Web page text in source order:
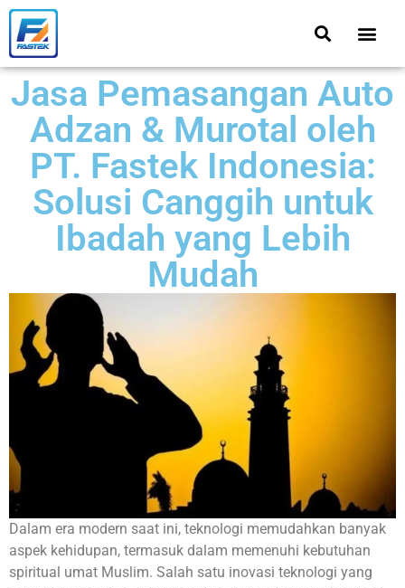
Jasa Pemasangan Auto
Adzan & Murotal oleh
PT. Fastek Indonesia:
Solusi Canggih untuk
Ibadah yang Lebih
Mudah
Dalam era modern saat ini, teknologi memudahkan banyak
aspek kehidupan, termasuk dalam memenuhi kebutuhan
spiritual umat Muslim. Salah satu inovasi teknologi yang